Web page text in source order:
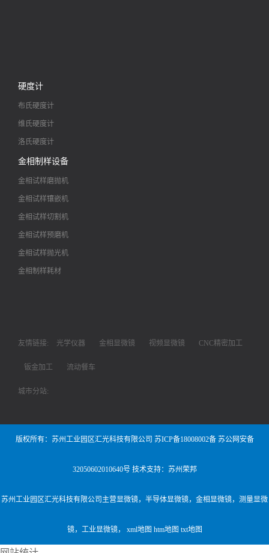
硬度计
布氏硬度计
维氏硬度计
洛氏硬度计
金相制样设备
金相试样磨抛机
金相试样镶嵌机
金相试样切割机
金相试样预磨机
金相试样抛光机
金相制样耗材
友情链接: 光学仪器 金相显微镜 视频显微镜 CNC精密加工
钣金加工 流动餐车
城市分站:
版权所有：苏州工业园区汇光科技有限公司 苏ICP备18008002备 苏公网安备
32050602010640号 技术支持：苏州荣邦
苏州工业园区汇光科技有限公司主营显微镜， 半导体显微镜， 金相显微镜， 测量显微
镜， 工业显微镜， xml地图 htm地图 txt地图